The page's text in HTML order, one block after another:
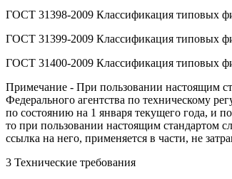
ГОСТ 31398-2009 Классификация типовых
ГОСТ 31399-2009 Классификация типовых
ГОСТ 31400-2009 Классификация типовых
Примечание - При пользовании настоящим
Федерального агентства по техническому
по состоянию на 1 января текущего года, и
то при пользовании настоящим стандартом
ссылка на него, применяется в части, не
3 Технические требования